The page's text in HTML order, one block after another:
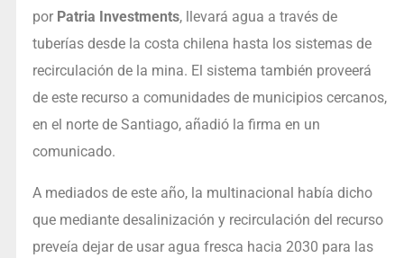
por Patria Investments, llevará agua a través de
tuberías desde la costa chilena hasta los sistemas de
recirculación de la mina. El sistema también proveerá
de este recurso a comunidades de municipios cercanos,
en el norte de Santiago, añadió la firma en un
comunicado.
A mediados de este año, la multinacional había dicho
que mediante desalinización y recirculación del recurso
preveía dejar de usar agua fresca hacia 2030 para las